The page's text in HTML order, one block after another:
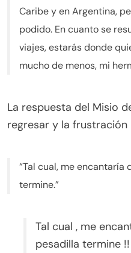
Caribe y en Argentina,
podido. En cuanto se
viajes, estarás donde
mucho de menos, mi
La respuesta del Misio
regresar y la
“Tal cual, me
termine.”
Tal cual , me
pesadilla termine !!